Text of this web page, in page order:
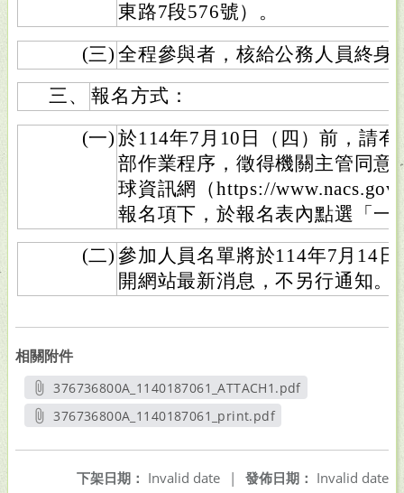
東路7段576號）。
(三) 全程參與者，核給公務人員終身
三、
報名方式：
(一) 於114年7月10日（四）前，請
部作業程序，徵得機關主管同意
球資訊網（https://
報名項下，於報名表內點選「一
(二) 參加人員名單將於114年7月14
開網站最新消息，不另行通知。
相關附件
376736800A_1140187061_ATTACH1.pdf
另開新視窗
376736800A_1140187061_print.pdf
發佈日期： Invalid date
下架日期： Invalid date |